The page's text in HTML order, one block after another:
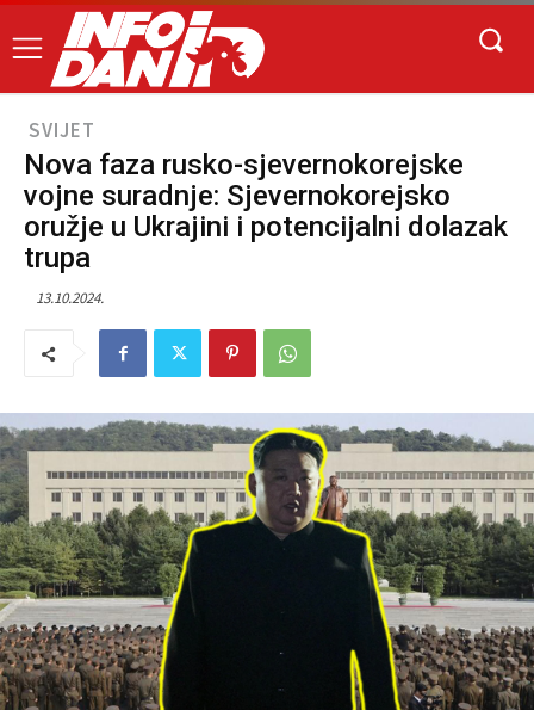
SVIJET
Nova faza rusko-sjevernokorejske
vojne suradnje: Sjevernokorejsko
oružje u Ukrajini i potencijalni dolazak
trupa
13.10.2024.